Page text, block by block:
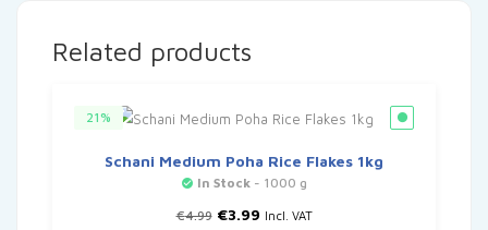
Related products
21%
Schani Medium Poha Rice Flakes 1kg
In Stock - 1000 g
€4.99 Ursprünglicher
€3.99Aktueller
Incl. VAT